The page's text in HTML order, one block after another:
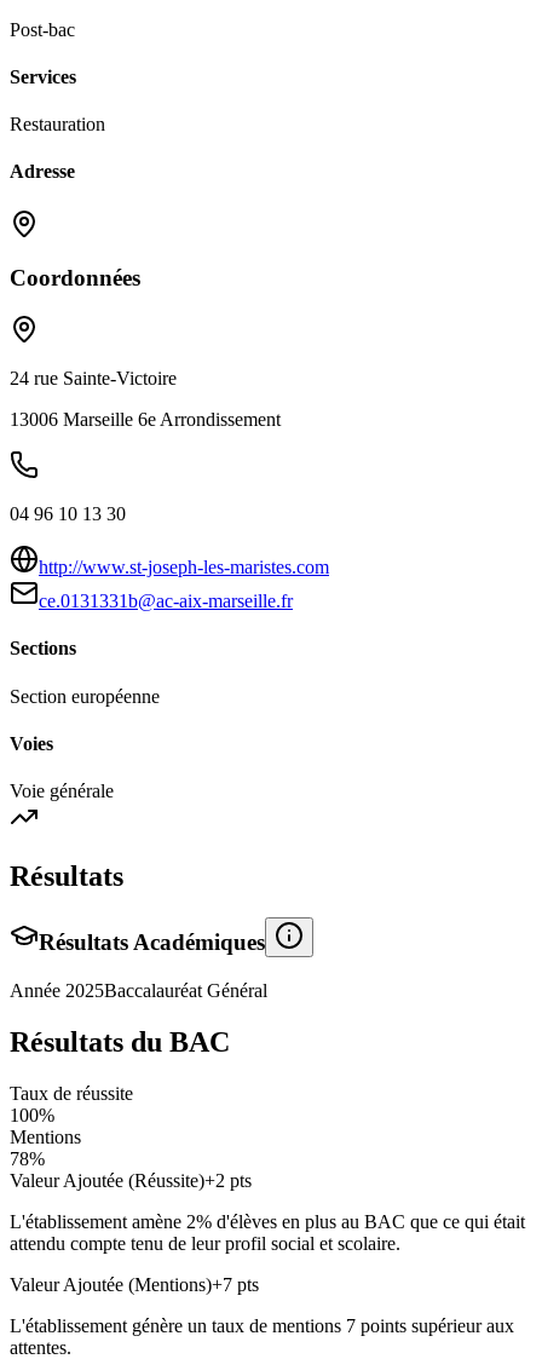
Post-bac
Services
Restauration
Adresse
Coordonnées
24 rue Sainte-Victoire
13006 Marseille 6e Arrondissement
04 96 10 13 30
http://www.st-joseph-les-maristes.com
ce.0131331b@ac-aix-marseille.fr
Sections
Section européenne
Voies
Voie générale
Résultats
Résultats Académiques
Année 2025Baccalauréat Général
Résultats du BAC
Taux de réussite
100%
Mentions
78%
Valeur Ajoutée (Réussite)+2 pts
L'établissement amène 2% d'élèves en plus au BAC que ce qui était
attendu compte tenu de leur profil social et scolaire.
Valeur Ajoutée (Mentions)+7 pts
L'établissement génère un taux de mentions 7 points supérieuraux
attentes.